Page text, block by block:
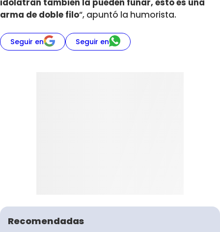
arma de doble filo“, apuntó la humorista.
Seguir en Seguir en
Recomendadas